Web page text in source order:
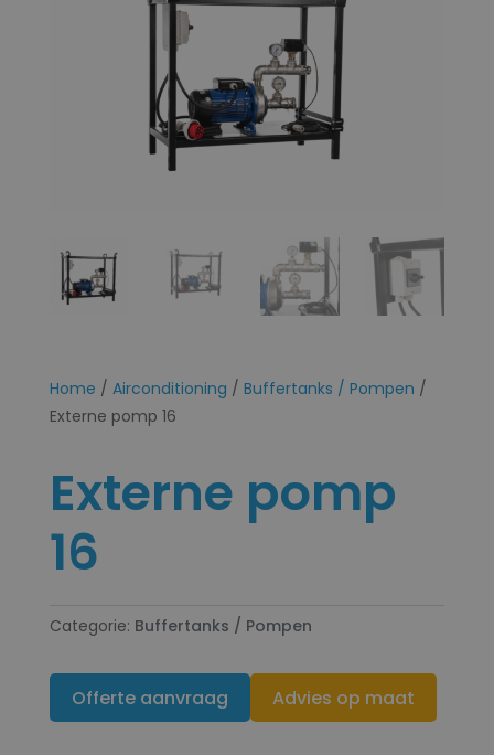
Home / Airconditioning / Buffertanks / Pompen /
Externe pomp 16
Externe pomp
16
Categorie: Buffertanks / Pompen
Offerte aanvraag Advies op maat